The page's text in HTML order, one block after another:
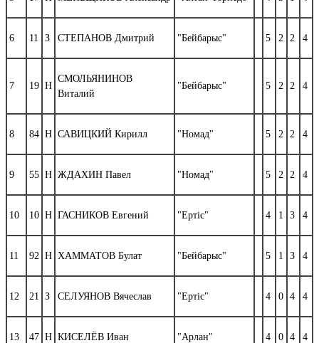
6 11 З СТЕПАНОВ Дмитрий "Бейбарыс" 5 2 2 4
7 19 Н
СМОЛЬЯНИНОВ
Виталий
"Бейбарыс" 5 2 2 4
8 84 Н САВИЦКИЙ Кирилл "Номад" 5 2 2 4
9 55 Н ЖДАХИН Павел "Номад" 5 2 2 4
10 10 Н ГАСНИКОВ Евгений "Ертiс" 4 1 3 4
11 92 Н ХАММАТОВ Булат "Бейбарыс" 5 1 3 4
12 21 З СЕЛУЯНОВ Вячеслав "Ертiс" 4 0 4 4
13 47 Н КИСЕЛЁВ Иван "Арлан" 4 0 4 4